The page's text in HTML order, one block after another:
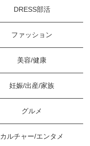
DRESS部活
ファッション
美容/健康
妊娠/出産/家族
グルメ
カルチャー/エンタメ